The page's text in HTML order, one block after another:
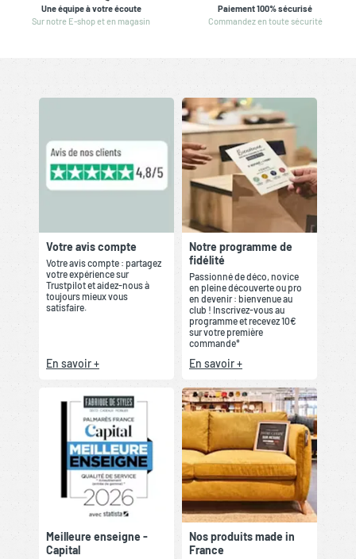
Une équipe à votre écoute
Sur notre E-shop et en magasin
Paiement 100% sécurisé
Commandez en toute sécurité
Votre avis compte
Votre avis compte : partagez
votre expérience sur
Trustpilot et aidez-nous à
toujours mieux vous
satisfaire.
En savoir +
Notre programme de
fidélité
Passionné de déco, novice
en pleine découverte ou pro
en devenir : bienvenue au
club ! Inscrivez-vous au
programme et recevez 10€
sur votre première
commande*
En savoir +
Meilleure enseigne -
Capital
Nos produits made in
France